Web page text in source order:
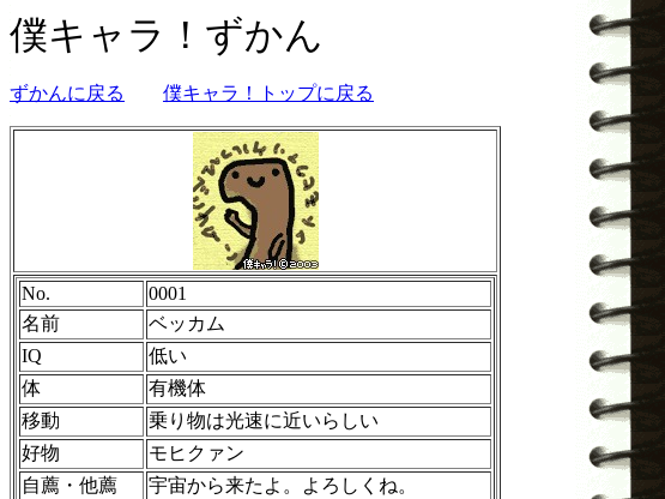
僕キャラ！ずかん
ずかんに戻る 僕キャラ！トップに戻る
No.
0001
名前
ベッカム
IQ
低い
体
有機体
移動
乗り物は光速に近いらしい
好物
モヒクァン
自薦・他薦
宇宙から来たよ。よろしくね。